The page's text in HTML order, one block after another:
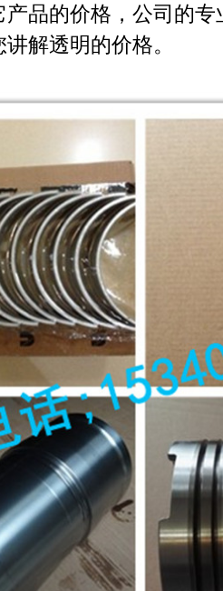
品的价格，公司的
解透明的价格。